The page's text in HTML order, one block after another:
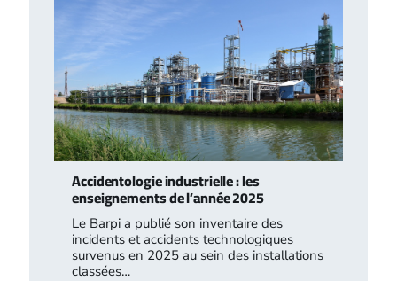
Accidentologie industrielle : les
enseignements de l’année 2025
Le Barpi a publié son inventaire des
incidents et accidents technologiques
survenus en 2025 au sein des installations
classées…